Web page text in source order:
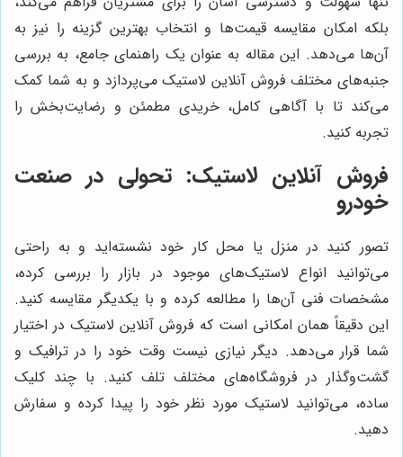
بلکه امکان مقایسه قیمت‌ها و انتخاب بهترین گزینه را نیز به
آن‌ها می‌دهد. این مقاله به عنوان یک راهنمای جامع، به بررسی
جنبه‌های مختلف فروش آنلاین لاستیک می‌پردازد و به شما کمک
می‌کند تا با آگاهی کامل، خریدی مطمئن و رضایت‌بخش را
تجربه کنید.
فروش آنلاین لاستیک: تحولی در صنعت
خودرو
تصور کنید در منزل یا محل کار خود نشسته‌اید و به راحتی
می‌توانید انواع لاستیک‌های موجود در بازار را بررسی کرده،
مشخصات فنی آن‌ها را مطالعه کرده و با یکدیگر مقایسه کنید.
این دقیقاً همان امکانی است که فروش آنلاین لاستیک در اختیار
شما قرار می‌دهد. دیگر نیازی نیست وقت خود را در ترافیک و
گشت‌وگذار در فروشگاه‌های مختلف تلف کنید. با چند کلیک
ساده، می‌توانید لاستیک مورد نظر خود را پیدا کرده و سفارش
دهید.